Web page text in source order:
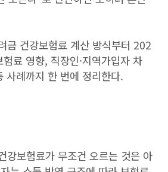
금 건강보험료 계산 방식부터 202
료 영향, 직장인·지역가입자 차
사례까지 한 번에 정리한다.
강보험료가 무조건 오르는 것은 아